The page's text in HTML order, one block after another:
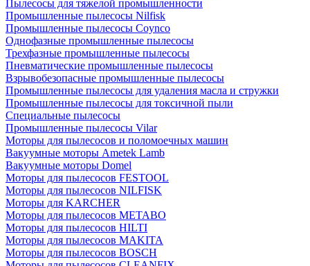
Пылесосы для тяжелой промышленности
Промышленные пылесосы Nilfisk
Промышленные пылесосы Coynco
Однофазные промышленные пылесосы
Трехфазные промышленные пылесосы
Пневматические промышленные пылесосы
Взрывобезопасные промышленные пылесосы
Промышленные пылесосы для удаления масла и стружки
Промышленные пылесосы для токсичной пыли
Специальные пылесосы
Промышленные пылесосы Vilar
Моторы для пылесосов и поломоечных машин
Вакуумные моторы Ametek Lamb
Вакуумные моторы Domel
Моторы для пылесосов FESTOOL
Моторы для пылесосов NILFISK
Моторы для KARCHER
Моторы для пылесосов METABO
Моторы для пылесосов HILTI
Моторы для пылесосов MAKITA
Моторы для пылесосов BOSCH